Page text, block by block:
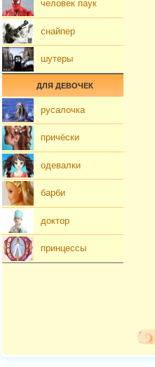
человек паук
снайпер
шутеры
ДЛЯ ДЕВОЧЕК
русалочка
причёски
одевалки
барби
доктор
принцессы